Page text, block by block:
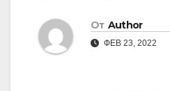
От Author
ФЕВ 23, 2022